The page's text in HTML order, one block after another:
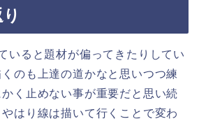
いると題材が偏ってきたりしてい
のも上達の道かなと思いつつ練
く止めない事が重要だと思い続
はり線は描いて行くことで変わ